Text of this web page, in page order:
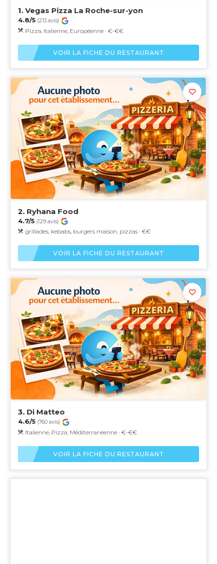
1.Vegas Pizza La Roche-sur-yon
4.8/5 (213 avis)
Pizza, Italienne, Européenne · €-€€
VOIR LA FICHE DU RESTAURANT
2. Ryhana Food
4.7/5 (129 avis)
grillades, kebabs, burgers maison, pizzas · €€
VOIR LA FICHE DU RESTAURANT
3. Di Matteo
4.6/5 (760 avis)
Italienne, Pizza, Méditerranéenne · €-€€
VOIR LA FICHE DU RESTAURANT